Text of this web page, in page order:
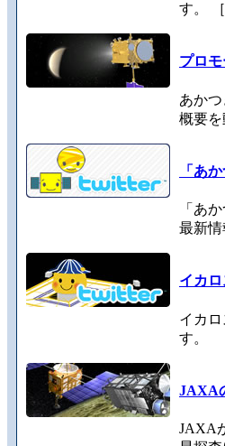
す。
プロ
あか
概要を
「あ
「あ
最新情
イカ
イカ
す。
JAXA
JAXA